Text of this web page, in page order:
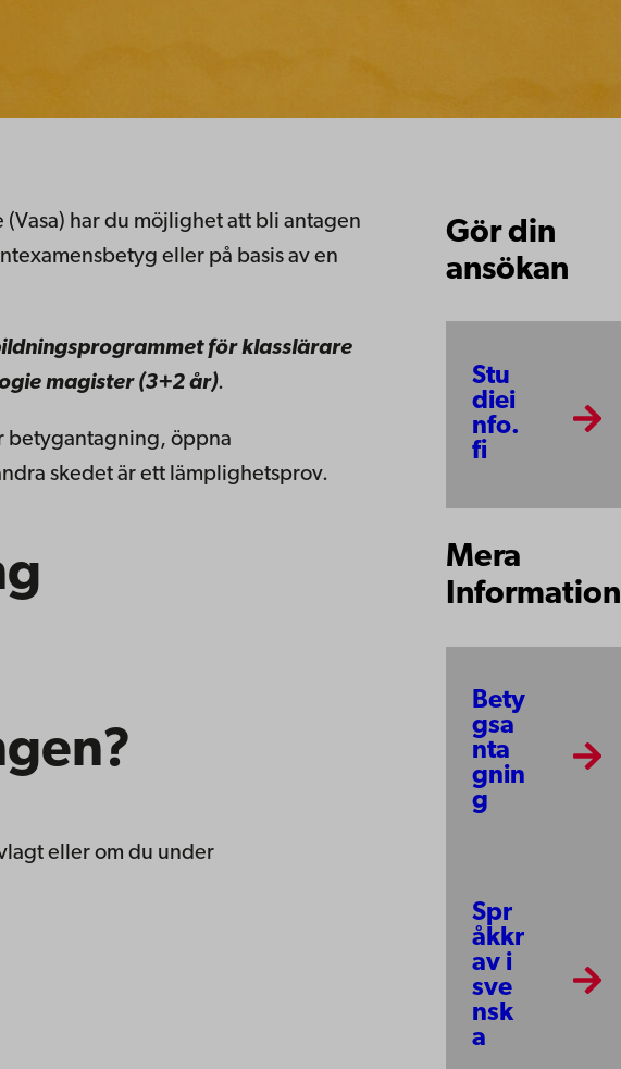
har du möjlighet att bli antagen
eller på basis av en
för klasslärare
magister (3+2 år).
betygantagning, öppna
skedet är ett lämplighetsprov.
eller om du under
Gör din
ansökan
Stu
diei
nfo.
fi
Mera
Information
Bety
gsa
nta
gnin
g
Spr
åkkr
av i
sve
nsk
a